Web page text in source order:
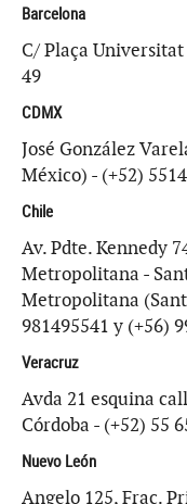
Barcelona
C/ Plaça Universitat
49
CDMX
José González
México) - (+52)
Chile
Av. Pdte. Kennedy
Metropolitana -
Metropolitana
981495541 y (+56)
Veracruz
Avda 21 esquina
Córdoba - (+52) 55
Nuevo León
Angelo 125, Frac.